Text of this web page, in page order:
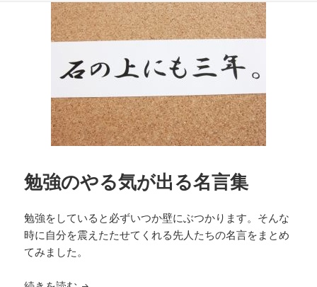
ゴ
リ
ー
勉強のやる気が出る名言集
勉強をしていると必ずいつか壁にぶつかります。そんな
時に自分を震えたたせてくれる先人たちの名言をまとめ
てみました。